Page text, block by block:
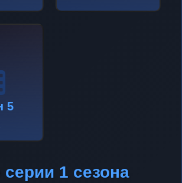
5
серии 1 сезона